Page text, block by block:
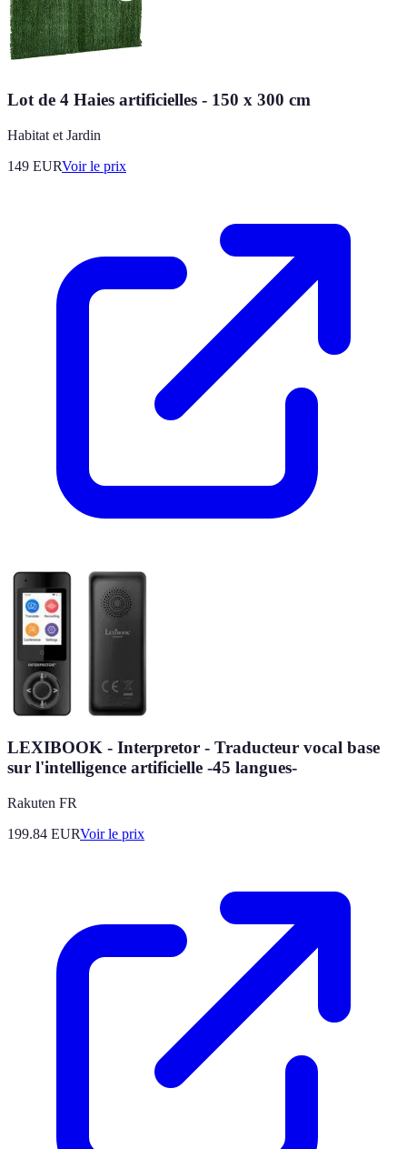
Lot de 4 Haies artificielles - 150 x 300 cm
Habitat et Jardin
149 EURVoir le prix
LEXIBOOK - Interpretor - Traducteur vocal base
sur l'intelligence artificielle -45 langues-
Rakuten FR
199.84 EURVoir le prix